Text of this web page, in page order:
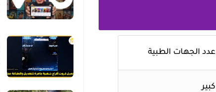
عدد الجهات الطبية
كبير